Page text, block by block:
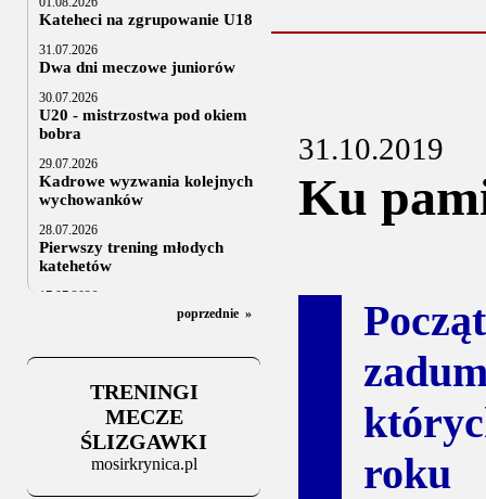
Kateheci na zgrupowanie U18
31.07.2026
Dwa dni meczowe juniorów
30.07.2026
U20 - mistrzostwa pod okiem
bobra
29.07.2026
Kadrowe wyzwania kolejnych
wychowanków
28.07.2026
Pierwszy trening młodych
katehetów
17.07.2026
U20: z kraju i z zagranicy
Za trzy tygodnie na lód
06.07.2025
Stowarzyszenie po Walnym
poprzednie »
TRENINGI
MECZE
ŚLIZGAWKI
mosirkrynica.pl
31.10.2019
Ku
roku